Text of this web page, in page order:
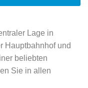
Lage in
Hauptbahnhof und
beliebten
Sie in allen